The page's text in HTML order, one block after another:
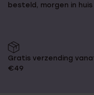
besteld, morgen in huis
Gratis verzending
€49